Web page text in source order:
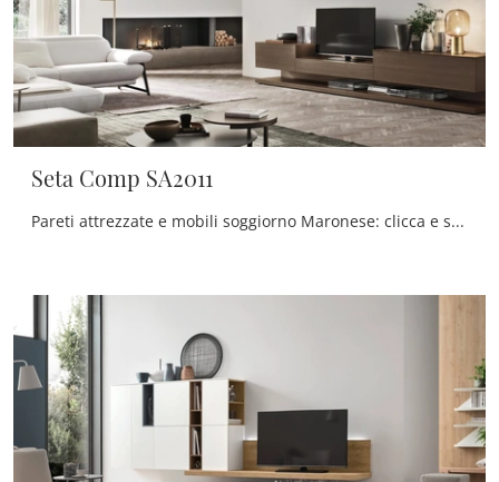
Seta Comp SA2011
Pareti attrezzate e mobili soggiorno Maronese: clicca e scopri il modello Seta Comp SA2011 e potrai arricchire stanze moderne di ogni genere.